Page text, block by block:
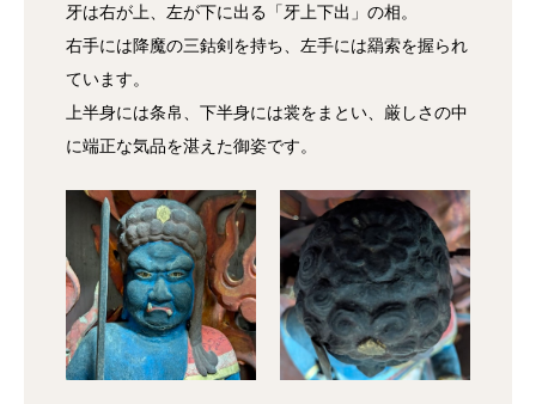
牙は右が上、左が下に出る「牙上下出」の相。
右手には降魔の三鈷剣を持ち、左手には羂索を握られ
ています。
上半身には条帛、下半身には裳をまとい、厳しさの中
に端正な気品を湛えた御姿です。